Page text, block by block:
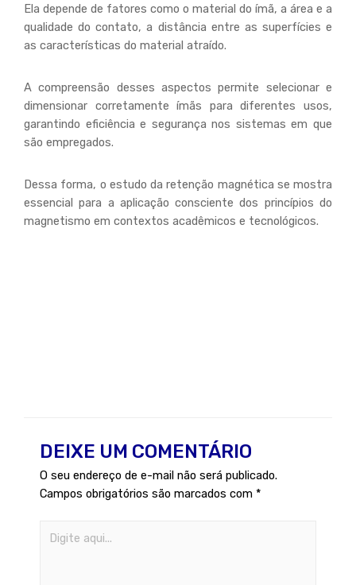
Ela depende de fatores como o material do ímã, a área e a
qualidade do contato, a distância entre as superfícies e
as características do material atraído.
A compreensão desses aspectos permite selecionar e
dimensionar corretamente ímãs para diferentes usos,
garantindo eficiência e segurança nos sistemas em que
são empregados.
Dessa forma, o estudo da retenção magnética se mostra
essencial para a aplicação consciente dos princípios do
magnetismo em contextos acadêmicos e tecnológicos.
DEIXE UM COMENTÁRIO
O seu endereço de e-mail não será publicado.
Campos obrigatórios são marcados com *